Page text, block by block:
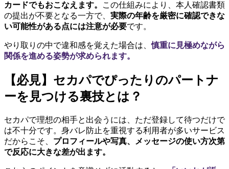
カードでもおこなえます。
この仕組みにより、本人確認書類
の提出が不要となる一方で、 実際の年齢を厳密に確認できな
い可能性がある点には注意が必要です。
やり取りの中で違和感を覚えた場合は、慎重に見極めながら
関係を進める姿勢が求められます。
【必見】セカパでぴったりのパートナ
ーを見つける裏技とは？
セカパで理想の相手と出会うには、ただ登録して待つだけで
は不十分です。身バレ防止を重視する利用者が多いサービス
だからこそ、 プロフィールや写真、メッセージの使い方次第
で反応に大きな差が出ます。